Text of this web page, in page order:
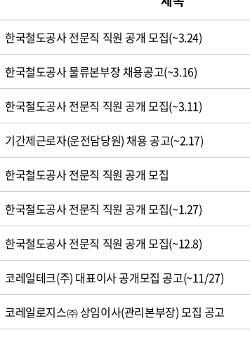
한국철도공사 전문직 직원 공개 모집(~3.24)
한국철도공사 물류본부장 채용공고(~3.16)
한국철도공사 전문직 직원 공개 모집(~3.11)
기간제근로자(운전담당원) 채용 공고(~2.17)
한국철도공사 전문직 직원 공개 모집
한국철도공사 전문직 직원 공개 모집(~1.27)
한국철도공사 전문직 직원 공개 모집(~12.8)
코레일테크(주) 대표이사 공개모집 공고(~11/27)
코레일로지스㈜ 상임이사(관리본부장) 모집 공고